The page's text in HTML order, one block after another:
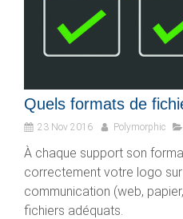
23 Nov 2016 Polymorphic
À chaque support son
correctement votre logo
communication (web,
fichiers adéquats.